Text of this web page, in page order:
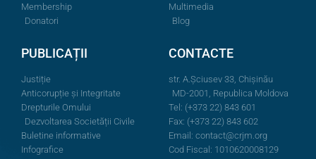
Membership
Donatori
Multimedia
Blog
PUBLICAȚII
Justiție
Anticorupție și Integritate
Drepturile Omului
Dezvoltarea Societății Civile
Buletine informative
Infografice
CONTACTE
str. A.Şciusev 33, Chișinău
MD-2001, Republica Moldova
Tel: (+373 22) 843 601
Fax: (+373 22) 843 602
Email: contact@crjm.org
Cod Fiscal: 1010620008129